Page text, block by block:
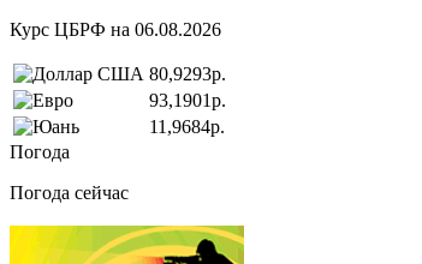
Курс ЦБРФ на 06.08.2026
80,9293р.
93,1901р.
11,9684р.
Погода
Погода сейчас